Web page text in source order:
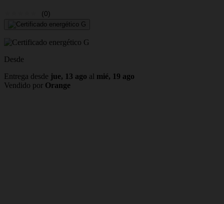
(0)
Desde
Entrega desde jue, 13 ago al mié, 19 ago
Vendido por Orange